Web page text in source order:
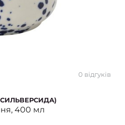
0 відгуків
СИЛЬВЕРСИДА)
400 мл